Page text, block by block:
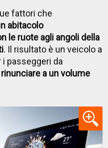
fattori che
abitacolo
le ruote agli angoli della
. Il risultato è un veicolo a
passeggeri da
a un volume